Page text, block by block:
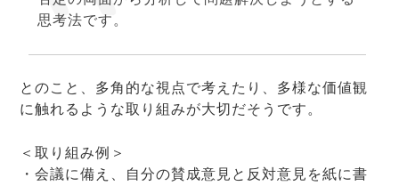
思考法です。
とのこと、多角的な視点で考えたり、多様な価値観
に触れるような取り組みが大切だそうです。
＜取り組み例＞
・会議に備え、自分の賛成意見と反対意見を紙に書